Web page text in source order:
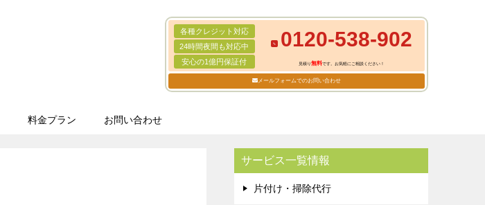
各種クレジット対応
24時間夜間も対応中
安心の1億円保証付
0120-538-902
見積り無料です。お気軽にご相談ください！
メールフォームでのお問い合わせ
料金プラン お問い合わせ
サービス一覧情報
片付け・掃除代行